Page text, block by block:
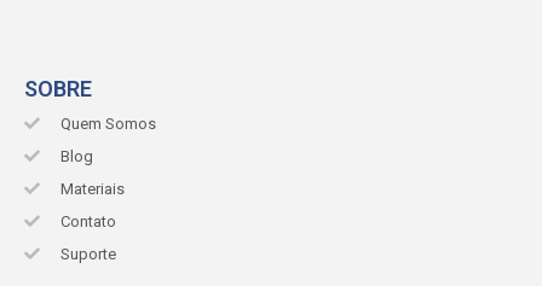
SOBRE
Quem Somos
Blog
Materiais
Contato
Suporte